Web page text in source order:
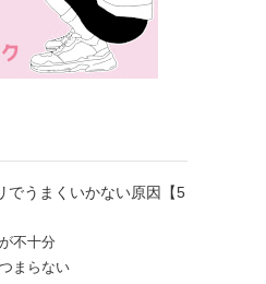
でうまくいかない原因【5
不十分
まらない